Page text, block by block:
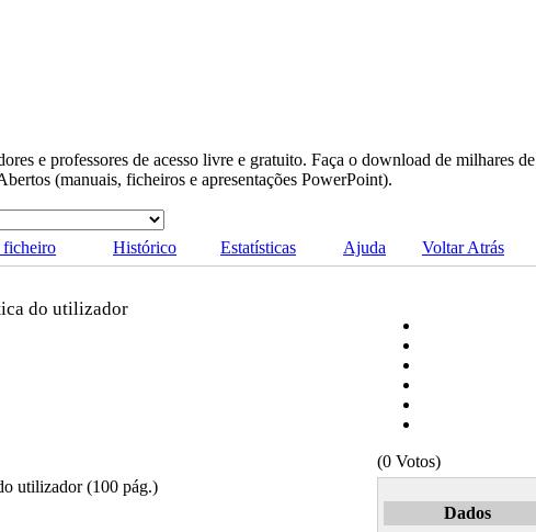
e professores de acesso livre e gratuito. Faça o download de milhares de
(manuais, ficheiros e apresentações PowerPoint).
Histórico Estatísticas Ajuda
Voltar Atrás
do utilizador
(0 Votos)
utilizador (100 pág.)
Dados